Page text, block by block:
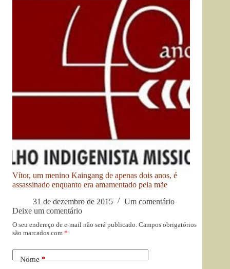
Vítor, um menino Kaingang de apenas dois anos, é
assassinado enquanto era amamentado pela mãe
31 de dezembro de 2015
Um comentário
Deixe um comentário
O seu endereço de e-mail não será publicado. Campos obrigatórios
são marcados com *
Nome*